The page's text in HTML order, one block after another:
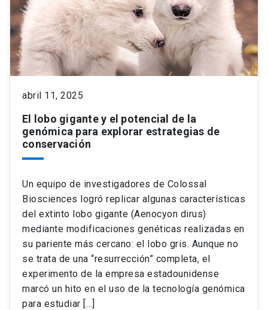
abril 11, 2025
El lobo gigante y el potencial de la
genómica para explorar estrategias de
conservación
Un equipo de investigadores de Colossal
Biosciences logró replicar algunas características
del extinto lobo gigante (Aenocyon dirus)
mediante modificaciones genéticas realizadas en
su pariente más cercano: el lobo gris. Aunque no
se trata de una “resurrección” completa, el
experimento de la empresa estadounidense
marcó un hito en el uso de la tecnología genómica
para estudiar […]